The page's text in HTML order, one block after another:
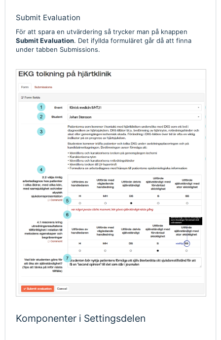
Submit Evaluation
För att spara en utvärdering så trycker man på knappen
Submit Evaluation. Det ifyllda formuläret går då att finna
under tabben Submissions.
Komponenter i Settingsdelen